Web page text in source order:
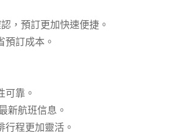
，預訂更加快速便捷。
訂成本。
靠。
新航班信息。
程更加靈活。